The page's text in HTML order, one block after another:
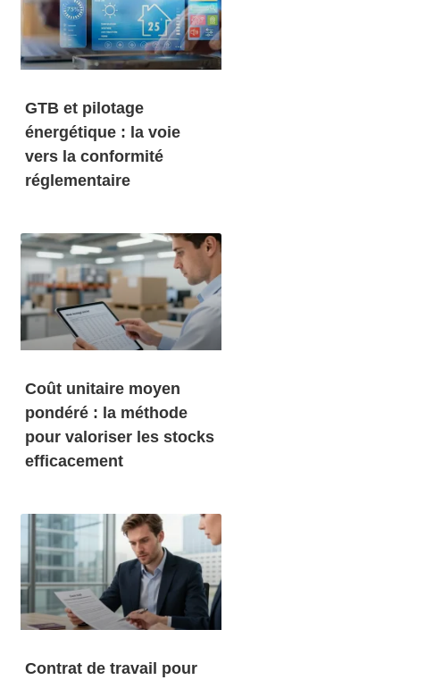
GTB et pilotage
énergétique : la voie
vers la conformité
réglementaire
Coût unitaire moyen
pondéré : la méthode
pour valoriser les stocks
efficacement
Contrat de travail pour